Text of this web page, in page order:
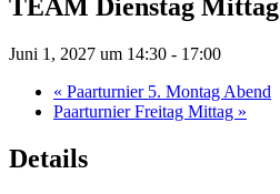
TEAM Dienstag Mittag
Juni 1, 2027 um 14:30 - 17:00
« Paarturnier 5. Montag Abend
Paarturnier Freitag Mittag »
Details